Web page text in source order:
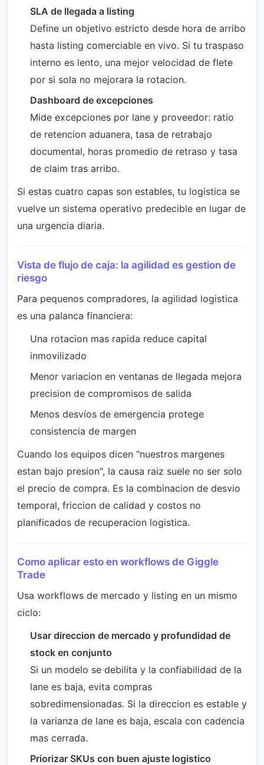
SLA de llegada a listing
Define un objetivo estricto desde hora de arribo
hasta listing comerciable en vivo. Si tu traspaso
interno es lento, una mejor velocidad de flete
por si sola no mejorara la rotacion.
Dashboard de excepciones
Mide excepciones por lane y proveedor: ratio
de retencion aduanera, tasa de retrabajo
documental, horas promedio de retraso y tasa
de claim tras arribo.
Si estas cuatro capas son estables, tu logistica se
vuelve un sistema operativo predecible en lugar de
una urgencia diaria.
Vista de flujo de caja: la agilidad es gestion de
riesgo
Para pequenos compradores, la agilidad logistica
es una palanca financiera:
Una rotacion mas rapida reduce capital
inmovilizado
Menor variacion en ventanas de llegada mejora
precision de compromisos de salida
Menos desvíos de emergencia protege
consistencia de margen
Cuando los equipos dicen "nuestros margenes
estan bajo presion", la causa raiz suele no ser solo
el precio de compra. Es la combinacion de desvio
temporal, friccion de calidad y costos no
planificados de recuperacion logistica.
Como aplicar esto en workflows de Giggle
Trade
Usa workflows de mercado y listing en un mismo
ciclo:
Usar direccion de mercado y profundidad de
stock en conjunto
Si un modelo se debilita y la confiabilidad de la
lane es baja, evita compras
sobredimensionadas. Si la direccion es estable y
la varianza de lane es baja, escala con cadencia
mas cerrada.
Priorizar SKUs con buen ajuste logistico